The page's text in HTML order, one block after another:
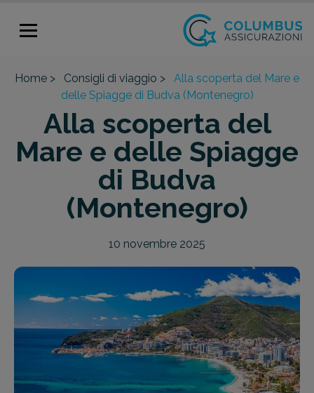
Home > Consigli di viaggio >
Alla scoperta del Mare e
delle Spiagge di Budva (Montenegro)
Alla scoperta del
Mare e delle Spiagge
di Budva
(Montenegro)
10 novembre 2025